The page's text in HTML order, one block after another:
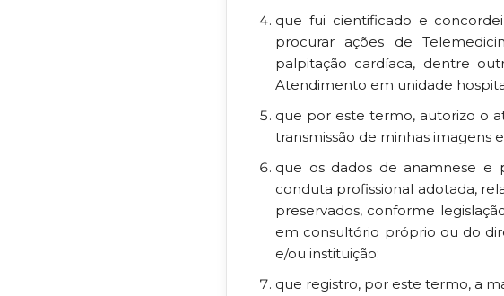
que fui cientificado e
procurar ações de
palpitação cardíaca, dentre
Atendimento em unidade
que por este termo, autorizo o
transmissão de minhas imagens
que os dados de anamnese e
conduta profissional adotada,
preservados, conforme
em consultório próprio ou do
e/ou instituição;
que registro, por este termo, a